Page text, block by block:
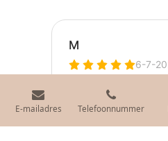
E-mailadres Telefoonnummer